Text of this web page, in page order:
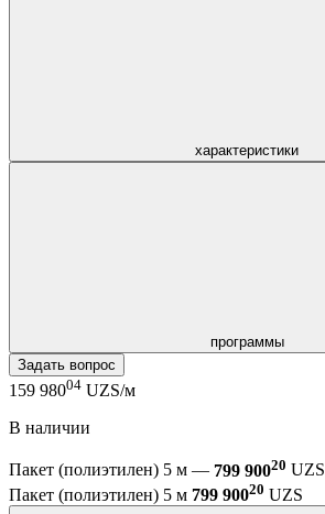
характеристики
программы
Задать вопрос
159 98004 UZS/м
В наличии
Пакет (полиэтилен) 5 м — 799 90020 UZS
Пакет (полиэтилен) 5 м 799 90020 UZS